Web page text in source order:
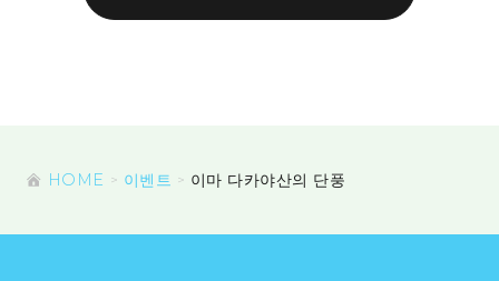
HOME 이벤트 이마 다카야산의 단풍